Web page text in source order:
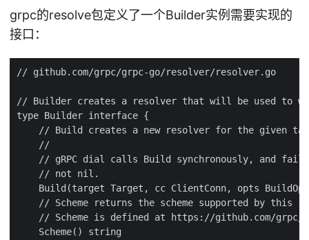
grpc的resolve包定义了一个Builder实例需要实现的
接口：